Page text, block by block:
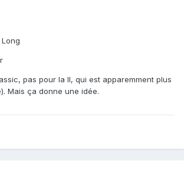
pas pour la II, qui est apparemment plus
Mais ça donne une idée.